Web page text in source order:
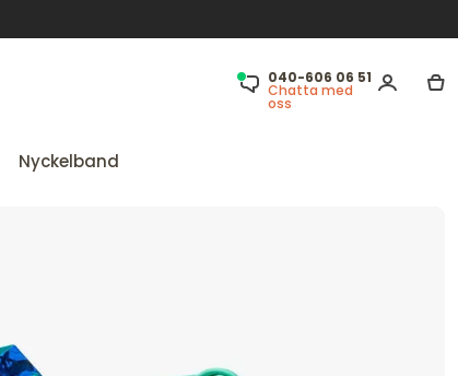
040-606 06 51
Chatta med
oss
Nyckelband